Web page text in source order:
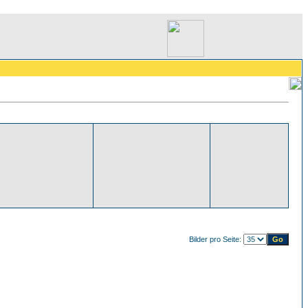
Bilder pro Seite: